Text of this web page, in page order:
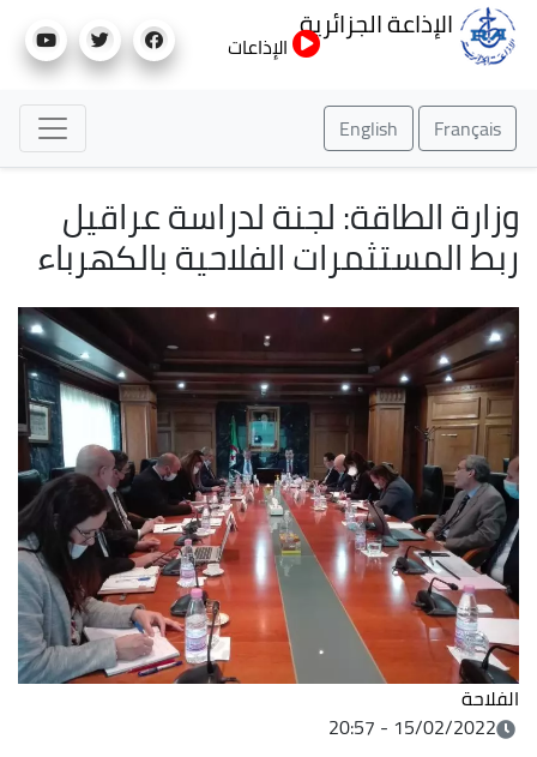
إلى
الإذاعة الجزائرية
الإذاعات
Français
English
وزارة الطاقة: لجنة لدراسة عراقيل
ربط المستثمرات الفلاحية بالكهرباء
الفلاحة
15/02/2022 - 20:57